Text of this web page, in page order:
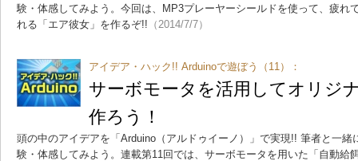
験・体感してみよう。今回は、MP3プレーヤーシールドを使って、疲れ
れる「エア彼女」を作るぞ!! （2014/7/7）
アイデア・ハック!! Arduinoで遊ぼう（11）：
サーボモータを活用してオリジ
作ろう！
頭の中のアイデアを「Arduino（アルドゥイーノ）」で実現!! 筆者と一緒
験・体感してみよう。連載第11回では、サーボモータを用いた「自動給